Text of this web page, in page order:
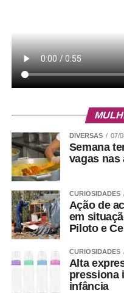
DIVERSAS 07/
Semana
vagas nas
CURIOSIDADES
Ação de
em
Piloto e
CURIOSIDADES
Alta
pressiona
infância